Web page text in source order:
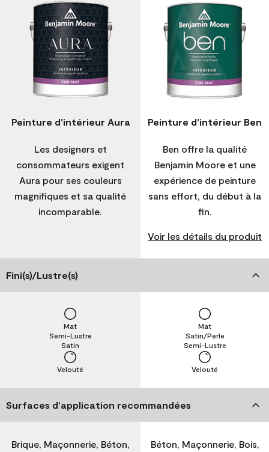
Peinture d'intérieur Aura
Les designers et
consommateurs exigent
Aura pour ses couleurs
magnifiques et sa qualité
incomparable.
Peinture d'intérieur Ben
Ben offre la qualité
Benjamin Moore et une
expérience de peinture
sans effort, du début à la
fin.
Voir les détails du produit
Fini(s)/Lustre(s)
Velouté
Satin
Semi-Lustre
Mat
Velouté
Semi-Lustre
Satin/Perle
Mat
Surfaces d’application recommandées
Brique, Maçonnerie, Béton,
Béton, Maçonnerie, Bois,